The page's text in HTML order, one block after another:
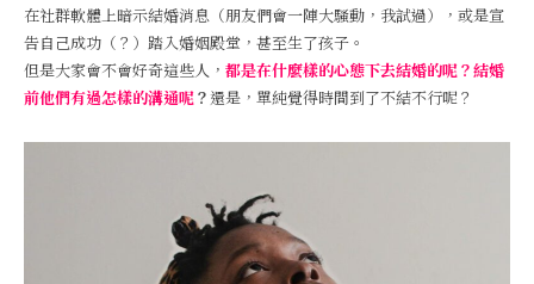
在社群軟體上暗示結婚消息（朋友們會一陣大騷動，我試過），或是宣
告自己成功（？）踏入婚姻殿堂，甚至生了孩子。
但是大家會不會好奇這些人， 都是在什麼樣的心態下去結婚的呢？結婚
前他們有過怎樣的溝通呢？還是，單純覺得時間到了不結不行呢？